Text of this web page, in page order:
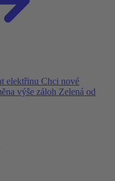
elektřinu Chci nové
výše záloh Zelená od